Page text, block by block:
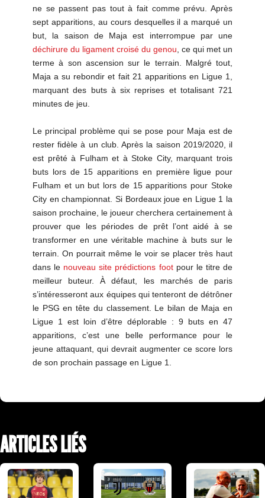
ne se passent pas tout à fait comme prévu. Après
sept apparitions, au cours desquelles il a marqué un
but, la saison de Maja est interrompue par une
déchirure du ligament croisé du genou , ce qui met un
terme à son ascension sur le terrain. Malgré tout,
Maja a su rebondir et fait 21 apparitions en Ligue 1,
marquant des buts à six reprises et totalisant 721
minutes de jeu.
Le principal problème qui se pose pour Maja est de
rester fidèle à un club. Après la saison 2019/2020, il
est prêté à Fulham et à Stoke City, marquant trois
buts lors de 15 apparitions en première ligue pour
Fulham et un but lors de 15 apparitions pour Stoke
City en championnat. Si Bordeaux joue en Ligue 1 la
saison prochaine, le joueur cherchera certainement à
prouver que les périodes de prêt l’ont aidé à se
transformer en une véritable machine à buts sur le
terrain. On pourrait même le voir se placer très haut
dans le nouveau site prédictions footpour le titre de
meilleur buteur. À défaut, les marchés de paris
s’intéresseront aux équipes qui tenteront de détrôner
le PSG en tête du classement. Le bilan de Maja en
Ligue 1 est loin d’être déplorable : 9 buts en 47
apparitions, c’est une belle performance pour le
jeune attaquant, qui devrait augmenter ce score lors
de son prochain passage en Ligue 1.
ARTICLES LIÉS